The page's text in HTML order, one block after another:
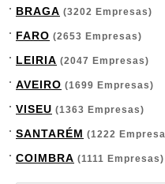
BRAGA (3202 Empresas)
FARO (2653 Empresas)
LEIRIA (2047 Empresas)
AVEIRO (1699 Empresas)
VISEU (1363 Empresas)
SANTARÉM (1222
COIMBRA (1111 Empresas)